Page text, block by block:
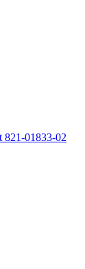
821-01833-02